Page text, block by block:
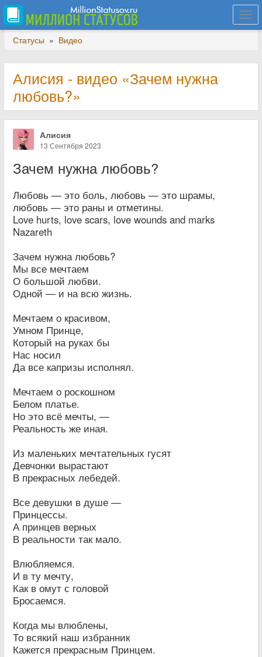
Статусы » Видео
Алисия - видео «Зачем нужна
любовь?»
Алисия
13 Сентября 2023
Зачем нужна любовь?
Любовь — это боль, любовь — это шрамы,
любовь — это раны и отметины.
Love hurts, love scars, love wounds and marks
Nazareth
Зачем нужна любовь?
Мы все мечтаем
О большой любви.
Одной — и на всю жизнь.
Мечтаем о красивом,
Умном Принце,
Который на руках бы
Нас носил
Да все капризы исполнял.
Мечтаем о роскошном
Белом платье.
Но это всё мечты, —
Реальность же иная.
Из маленьких мечтательных гусят
Девчонки вырастают
В прекрасных лебедей.
Все девушки в душе —
Принцессы.
А принцев верных
В реальности так мало.
Влюбляемся.
И в ту мечту,
Как в омут с головой
Бросаемся.
Когда мы влюблены,
То всякий наш избранник
Кажется прекрасным Принцем.